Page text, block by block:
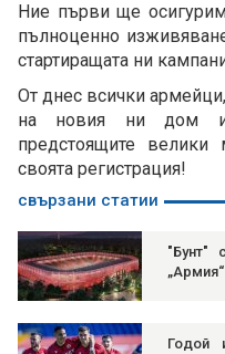
Ние първи ще
пълноценно
стартиращата ни
От днес всички
на новия ни дом и
предстоящите велики
своята регистрация!
свързани статии
"Бунт"
„Армия“
Годой